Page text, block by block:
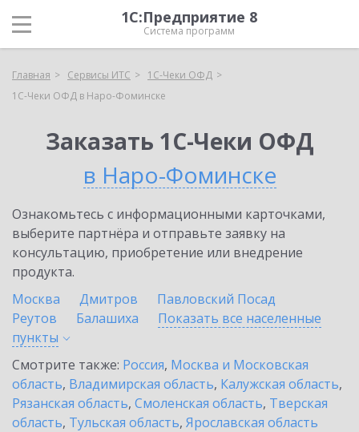
1С:Предприятие 8
Система программ
Главная Сервисы ИТС
1С-Чеки ОФД
1С-Чеки ОФД в Наро-Фоминске
Заказать 1С-Чеки ОФД
в Наро-Фоминске
Ознакомьтесь с информационными карточками,
выберите партнёра и отправьте заявку на
консультацию, приобретение или внедрение
продукта.
Москва
Дмитров
Павловский Посад
Реутов
Балашиха
Показать все населенные
пункты
Смотрите также: Россия, Москва и Московская
область, Владимирская область, Калужская область,
Рязанская область, Смоленская область, Тверская
область, Тульская область, Ярославская область